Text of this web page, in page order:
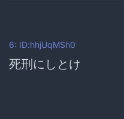
6: ID:hhjUqMSh0
死刑にしとけ